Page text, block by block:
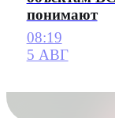
понимают
08:19
5 АВГ